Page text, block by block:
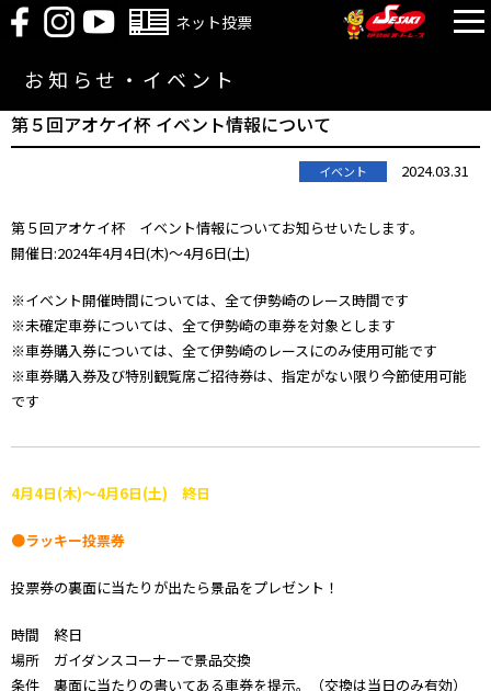
ネット投票
お知らせ・イベント
第５回アオケイ杯 イベント情報について
イベント 2024.03.31
第５回アオケイ杯 イベント情報についてお知らせいたします｡
開催日:2024年4月4日(木)～4月6日(土)
※イベント開催時間については、全て伊勢崎のレース時間です
※未確定車券については、全て伊勢崎の車券を対象とします
※車券購入券については、全て伊勢崎のレースにのみ使用可能です
※車券購入券及び特別観覧席ご招待券は、指定がない限り今節使用可能
です
4月4日(木)～4月6日(土) 終日
●ラッキー投票券
投票券の裏面に当たりが出たら景品をプレゼント！
時間 終日
場所 ガイダンスコーナーで景品交換
条件 裏面に当たりの書いてある車券を提示。（交換は当日のみ有効）